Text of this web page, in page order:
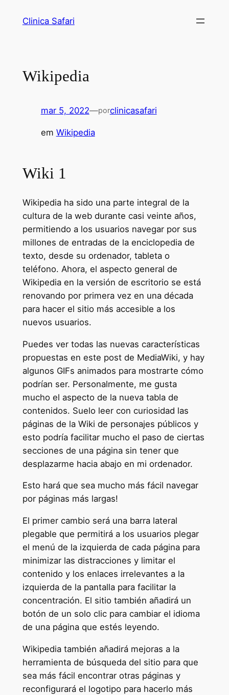
Clinica Safari
Wikipedia
mar 5, 2022—porclinicasafari
em Wikipedia
Wiki 1
Wikipedia ha sido una parte integral de la
cultura de la web durante casi veinte años,
permitiendo a los usuarios navegar por sus
millones de entradas de la enciclopedia de
texto, desde su ordenador, tableta o
teléfono. Ahora, el aspecto general de
Wikipedia en la versión de escritorio se está
renovando por primera vez en una década
para hacer el sitio más accesible a los
nuevos usuarios.
Puedes ver todas las nuevas características
propuestas en este post de MediaWiki, y hay
algunos GIFs animados para mostrarte cómo
podrían ser. Personalmente, me gusta
mucho el aspecto de la nueva tabla de
contenidos. Suelo leer con curiosidad las
páginas de la Wiki de personajes públicos y
esto podría facilitar mucho el paso de ciertas
secciones de una página sin tener que
desplazarme hacia abajo en mi ordenador.
Esto hará que sea mucho más fácil navegar
por páginas más largas!
El primer cambio será una barra lateral
plegable que permitirá a los usuarios plegar
el menú de la izquierda de cada página para
minimizar las distracciones y limitar el
contenido y los enlaces irrelevantes a la
izquierda de la pantalla para facilitar la
concentración. El sitio también añadirá un
botón de un solo clic para cambiar el idioma
de una página que estés leyendo.
Wikipedia también añadirá mejoras a la
herramienta de búsqueda del sitio para que
sea más fácil encontrar otras páginas y
reconfigurará el logotipo para hacerlo más